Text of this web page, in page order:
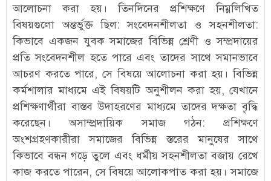
আলোচনা করা হয়। তিনদিনের প্রশিক্ষণে নিম্নলিখিত
বিষয়গুলো অন্তর্ভুক্ত ছিল: সংবেদনশীলতা ও সহনশীলতা:
কিভাবে একজন যুবক সমাজের বিভিন্ন শ্রেণী ও সম্প্রদায়ের
প্রতি সংবেদনশীল হতে পারে এবং তাদের সাথে সমানভাবে
আচরণ করতে পারে, সে বিষয়ে আলোচনা করা হয়। বিভিন্ন
কর্মশালার মাধ্যমে এই বিষয়টি অনুশীলন করা হয়, যেখানে
প্রশিক্ষণার্থীরা বাস্তব উদাহরণের মাধ্যমে তাদের দক্ষতা বৃদ্ধি
করেছেন। অসাম্প্রদায়িক সমাজ গঠন: প্রশিক্ষণে
অংশগ্রহণকারীরা সমাজের বিভিন্ন স্তরের মানুষের সাথে
কিভাবে বন্ধন গড়ে তুলে এবং ধর্মীয় সহনশীলতা বজায় রেখে
কাজ করতে পারেন, সে বিষয়ে আলোকপাত করা হয়। সমাজে